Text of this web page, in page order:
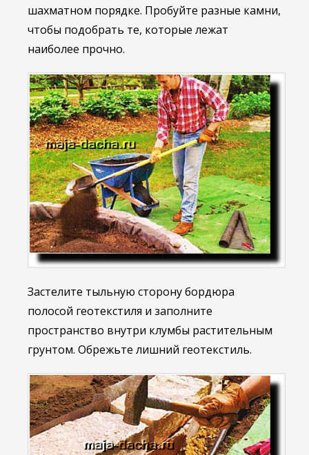
шахматном порядке. Пробуйте разные камни,
чтобы подобрать те, которые лежат
наиболее прочно.
Застелите тыльную сторону бордюра
полосой геотекстиля и заполните
пространство внутри клумбы растительным
грунтом. Обрежьте лишний геотекстиль.